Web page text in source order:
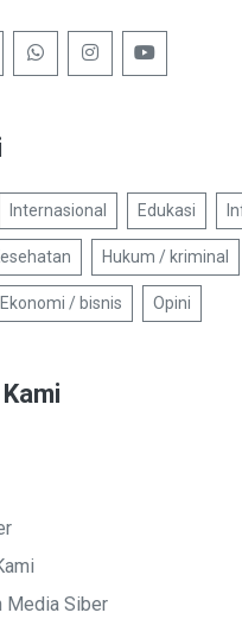
Internasional Edukasi
Hukum / kriminal
Ekonomi / bisnis Opini
Media Siber